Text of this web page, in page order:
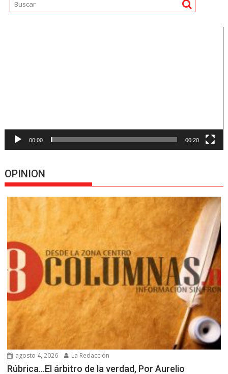
00:00 00:20
OPINION
agosto 4, 2026 La Redacción
Rúbrica…El árbitro de la verdad, Por Aurelio